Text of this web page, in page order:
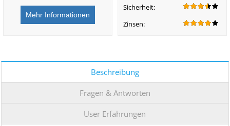
Sicherheit:
Zinsen:
Beschreibung
Fragen & Antworten
User Erfahrungen